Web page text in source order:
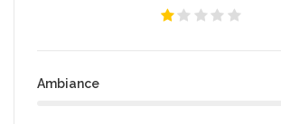
Ambiance